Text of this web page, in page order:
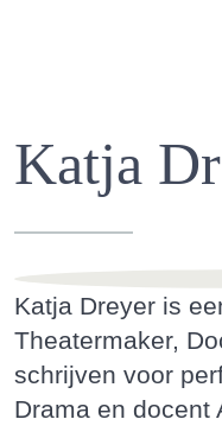
overslaan
Katja
Katja Dreyer is
Theatermaker,
schrijven voor
Drama en docent